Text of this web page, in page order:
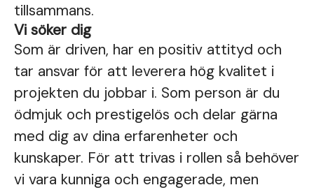
tillsammans.
Vi söker dig
Som är driven, har en positiv attityd och
tar ansvar för att leverera hög kvalitet i
projekten du jobbar i. Som person är du
ödmjuk och prestigelös och delar gärna
med dig av dina erfarenheter och
kunskaper. För att trivas i rollen så behöver
vi vara kunniga och engagerade, men